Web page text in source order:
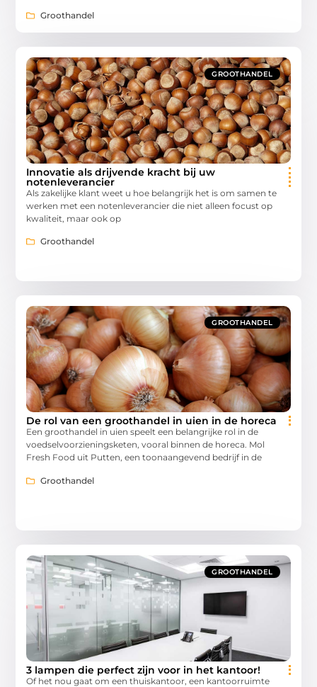
Groothandel
GROOTHANDEL
Innovatie als drijvende kracht bij uw
notenleverancier
Als zakelijke klant weet u hoe belangrijk het is om samen te
werken met een notenleverancier die niet alleen focust op
kwaliteit, maar ook op
Groothandel
GROOTHANDEL
De rol van een groothandel in uien in de horeca
Een groothandel in uien speelt een belangrijke rol in de
voedselvoorzieningsketen, vooral binnen de horeca. Mol
Fresh Food uit Putten, een toonaangevend bedrijf in de
Groothandel
GROOTHANDEL
3 lampen die perfect zijn voor in het kantoor!
Of het nou gaat om een thuiskantoor, een kantoorruimte